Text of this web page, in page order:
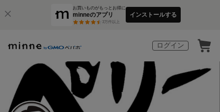
お買いものがもっとお得に
minneのアプリ
3万件以上
インストールする
ログイン